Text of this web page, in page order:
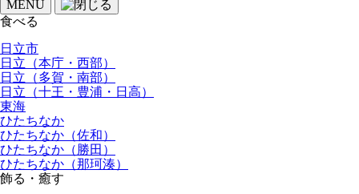
MENU
食べる
日立市
日立（本庁・西部）
日立（多賀・南部）
日立（十王・豊浦・日高）
東海
ひたちなか
ひたちなか（佐和）
ひたちなか（勝田）
ひたちなか（那珂湊）
飾る・癒す